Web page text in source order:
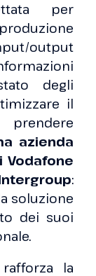
per
output
degli
il
azienda
:
soluzione
dei suoi
la